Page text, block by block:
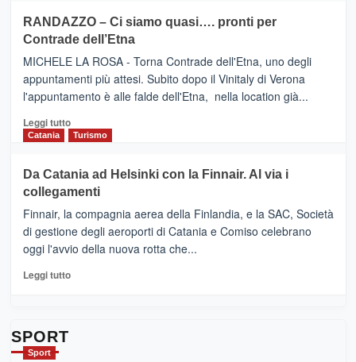
IL
NUOVO
SUMMER
CLUB
VIAGRANDE
(Ct)
–
Benanti
presenta
“Vino
&
Cultura
tappe
dell’enoturismo
RANDAZZO – Ci siamo quasi…. pronti per
Contrade dell’Etna
MICHELE LA ROSA - Torna Contrade dell'Etna, uno degli
appuntamenti più attesi. Subito dopo il Vinitaly di Verona
l'appuntamento è alle falde dell'Etna, nella location già...
Leggi tuttoLeggi
di
RANDAZZO
–
Ci
siamo
quasi….
pronti
per
Catania Turismo
Da Catania ad Helsinki con la Finnair. Al via i
collegamenti
Finnair, la compagnia aerea della Finlandia, e la SAC, Società
di gestione degli aeroporti di Catania e Comiso celebrano
oggi l'avvio della nuova rotta che...
Leggi tuttoLeggi
SPORT
Sport